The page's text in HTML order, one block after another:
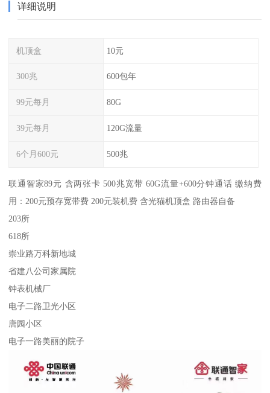
详细说明
机顶盒 10元
300兆 600包年
99元每月 80G
39元每月 120G流量
6个月600元 500兆
联通智家89元 含两张卡 500兆宽带 60G流量+600分钟通话 缴纳费
用：200元预存宽带费 200元装机费 含光猫机顶盒 路由器自备
203所
618所
崇业路万科新地城
省建八公司家属院
钟表机械厂
电子二路卫光小区
唐园小区
电子一路美丽的院子